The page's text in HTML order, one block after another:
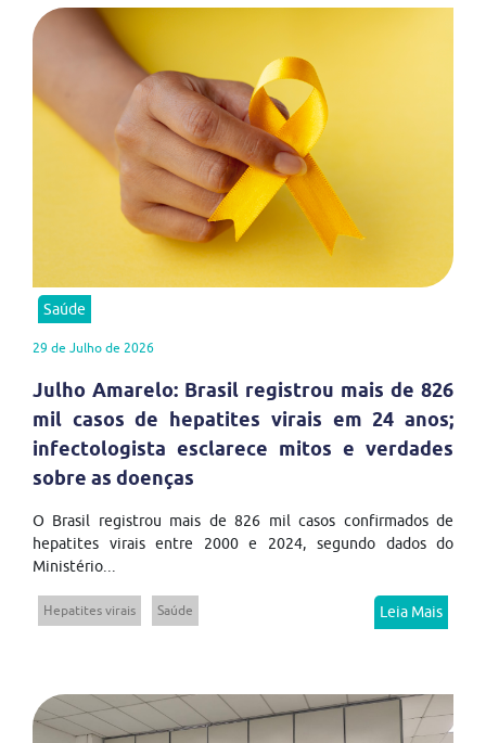
Saúde
29 de Julho de 2026
Julho Amarelo: Brasil registrou mais de 826
mil casos de hepatites virais em 24 anos;
infectologista esclarece mitos e verdades
sobre as doenças
O Brasil registrou mais de 826 mil casos confirmados de
hepatites virais entre 2000 e 2024, segundo dados do
Ministério...
Hepatites virais Saúde Leia Mais